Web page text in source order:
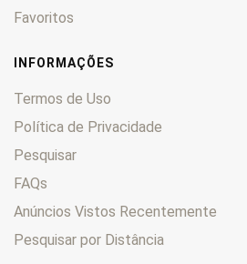
TKR
Trekker 0
Tweet 125
TXE 0
TXT
Vogue 0
XPS
Favoritos
INFORMAÇÕES
Termos de Uso
Política de Privacidade
Pesquisar
FAQs
Anúncios Vistos Recentemente
Pesquisar por Distância